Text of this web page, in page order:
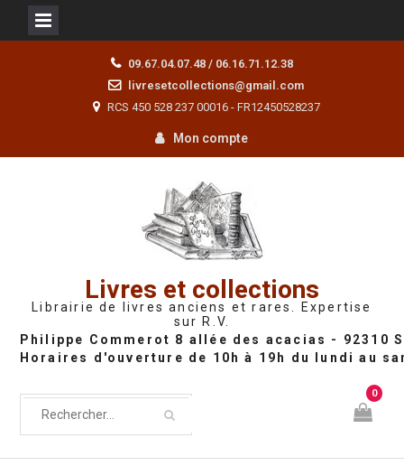
09.67.04.07.48 / 06.16.71.12.38
livresetcollections@gmail.com
RCS 450 528 237 00016 - FR12450528237
Mon compte
Livres et collections
Librairie de livres anciens et rares. Expertise
sur R.V.
0